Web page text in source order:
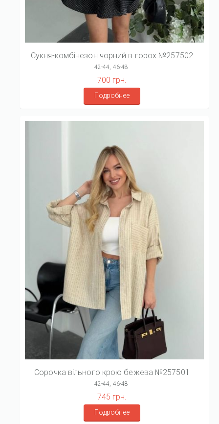
Сукня-комбінезон чорний в горох №257502
42-44, 46-48
700 грн.
Подробнее
Сорочка вільного крою бежева №257501
42-44, 46-48
745 грн.
Подробнее